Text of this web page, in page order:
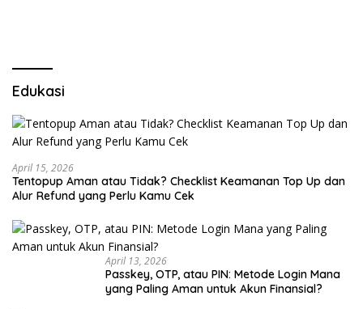
Edukasi
April 15, 2026
Tentopup Aman atau Tidak? Checklist Keamanan Top Up dan
Alur Refund yang Perlu Kamu Cek
April 13, 2026
Passkey, OTP, atau PIN: Metode Login Mana
yang Paling Aman untuk Akun Finansial?